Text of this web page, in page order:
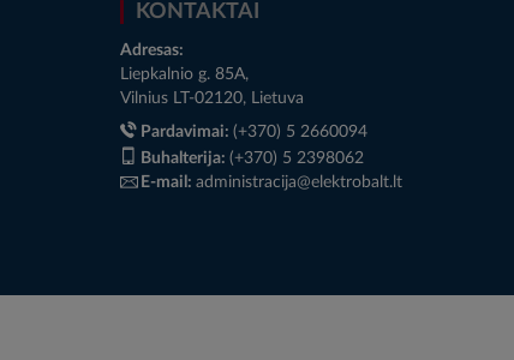
KONTAKTAI
Adresas:
Liepkalnio g. 85A,
Vilnius LT-02120, Lietuva
Pardavimai: (+370) 5 2660094
Buhalterija: (+370) 5 2398062
E-mail: administracija@elektrobalt.lt